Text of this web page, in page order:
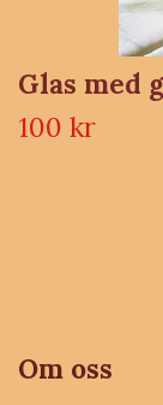
Glas med
100 kr
Om oss